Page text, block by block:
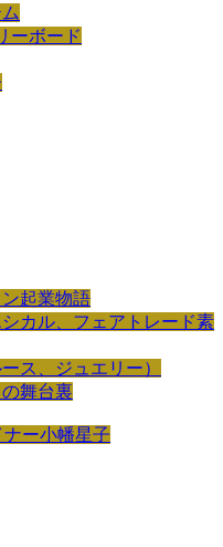
ーボード
起業物語
カル、フェアトレード素
ス、ジュエリー）
舞台裏
ナー小幡星子